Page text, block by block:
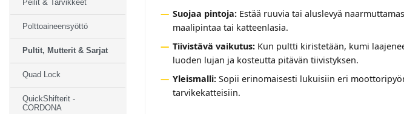
Suojaa pintoja: Estää ruuvia tai aluslevyä
maalipintaa tai katteenlasia.
Tiivistävä vaikutus: Kun pultti kiristetään, kumi
luoden lujan ja kosteutta pitävän tiivistyksen.
Yleismalli: Sopii erinomaisesti lukuisiin eri
tarvikekatteisiin.
Peilit & Tarvikkeet
Polttoaineensyöttö
Pultit, Mutterit & Sarjat
Quad Lock
QuickShifterit -
CORDONA